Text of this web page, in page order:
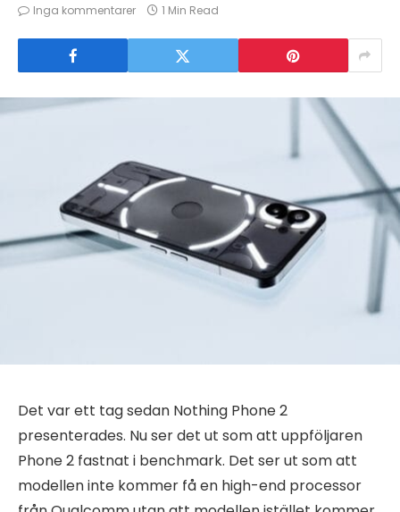
Inga kommentarer
1 Min Read
Det var ett tag sedan Nothing Phone 2
presenterades. Nu ser det ut som att uppföljaren
Phone 2 fastnat i benchmark. Det ser ut som att
modellen inte kommer få en high-end processor